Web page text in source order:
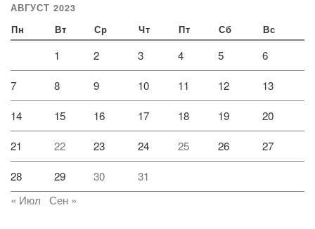
АВГУСТ 2023
Пн Вт Ср Чт Пт Сб Вс
1 2 3 4 5 6
7 8 9 10 11 12 13
14 15 16 17 18 19 20
21 22 23 24 25 26 27
28 29 30
31
« Июл
Сен »